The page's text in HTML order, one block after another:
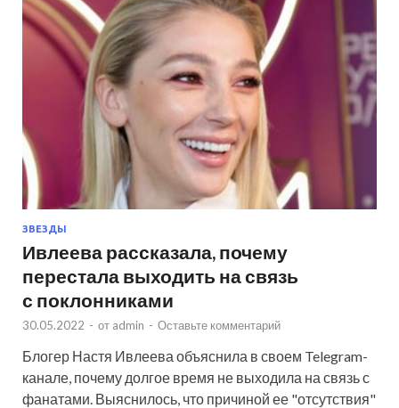
ЗВЕЗДЫ
Ивлеева рассказала, почему
перестала выходить на связь
с поклонниками
30.05.2022 - от admin - Оставьте комментарий
Блогер Настя Ивлеева объяснила в своем Telegram-
канале, почему долгое время не выходила на связь с
фанатами. Выяснилось, что причиной ее "отсутствия"